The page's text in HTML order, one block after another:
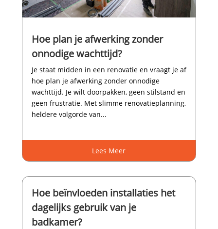
Hoe plan je afwerking zonder
onnodige wachttijd?
Je staat midden in een renovatie en vraagt je af
hoe plan je afwerking zonder onnodige
wachttijd.​ Je wilt doorpakken, geen stilstand en
geen frustratie.​ Met slimme renovatieplanning,
heldere volgorde van...
Lees Meer
Hoe beïnvloeden installaties het
dagelijks gebruik van je
badkamer?